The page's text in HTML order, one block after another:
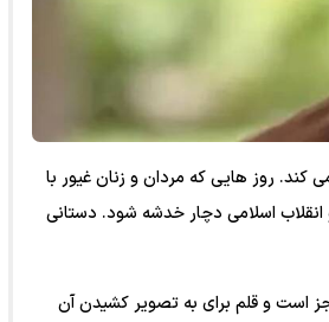
کند. روز هایی که مردان و زنان غیور با
انقلاب اسلامی دچار خدشه شود. دستانی
است و قلم برای به تصویر کشیدن آن